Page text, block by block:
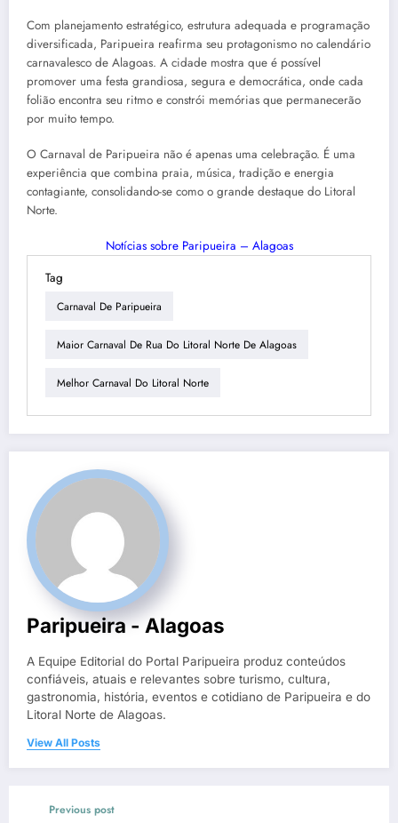
Com planejamento estratégico, estrutura adequada e programação
diversificada, Paripueira reafirma seu protagonismo no calendário
carnavalesco de Alagoas. A cidade mostra que é possível
promover uma festa grandiosa, segura e democrática, onde cada
folião encontra seu ritmo e constrói memórias que permanecerão
por muito tempo.
O Carnaval de Paripueira não é apenas uma celebração. É uma
experiência que combina praia, música, tradição e energia
contagiante, consolidando-se como o grande destaque do Litoral
Norte.
Notícias sobre Paripueira – Alagoas
Tag
Carnaval De Paripueira
Maior Carnaval De Rua Do Litoral Norte De Alagoas
Melhor Carnaval Do Litoral Norte
Paripueira - Alagoas
A Equipe Editorial do Portal Paripueira produz conteúdos
confiáveis, atuais e relevantes sobre turismo, cultura,
gastronomia, história, eventos e cotidiano de Paripueira e do
Litoral Norte de Alagoas.
View All Posts
Previous post